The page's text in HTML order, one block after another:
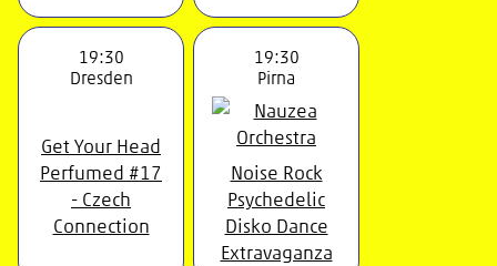
19:30
Dresden
Get Your Head
Perfumed #17
- Czech
Connection
19:30
Pirna
Noise Rock
Psychedelic
Disko Dance
Extravaganza